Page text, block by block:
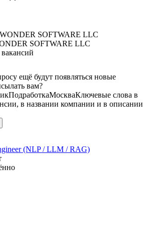
SOFTWARE LLC
ещё будут появляться новые
вам?
ПодработкаМоскваКлючевые слова в
в названии компании и в описании
(NLP / LLM / RAG)